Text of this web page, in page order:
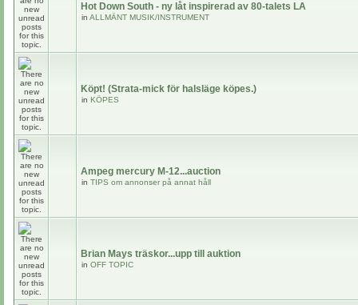
Hot Down South - ny låt inspirerad av 80-talets LA
in ALLMÄNT MUSIK/INSTRUMENT
Köpt! (Strata-mick för halsläge köpes.)
in KÖPES
Ampeg mercury M-12...auction
in TIPS om annonser på annat håll
Brian Mays träskor...upp till auktion
in OFF TOPIC